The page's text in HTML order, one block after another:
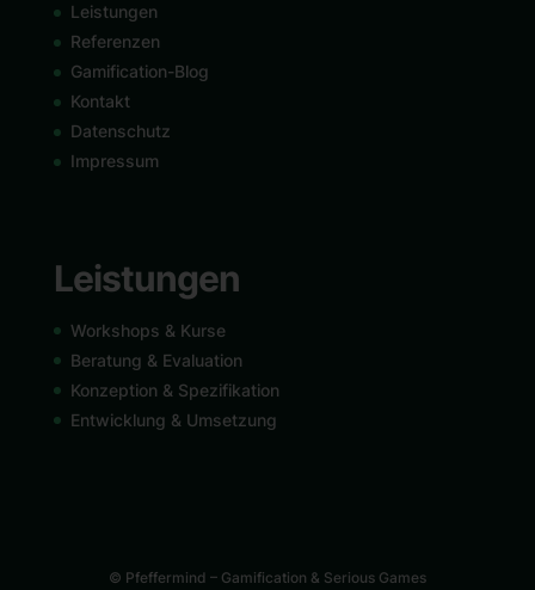
Leistungen
Referenzen
Gamification-Blog
Kontakt
Datenschutz
Impressum
Leistungen
Workshops & Kurse
Beratung & Evaluation
Konzeption & Spezifikation
Entwicklung & Umsetzung
© Pfeffermind – Gamification & Serious Games